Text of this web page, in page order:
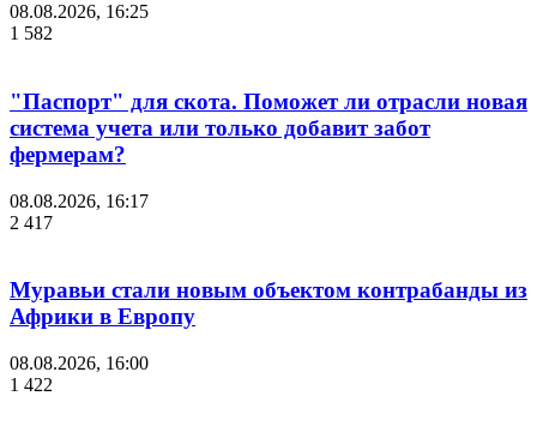
08.08.2026, 16:25
1 582
"Паспорт" для скота. Поможет ли отрасли новая
система учета или только добавит забот
фермерам?
08.08.2026, 16:17
2 417
Муравьи стали новым объектом контрабанды из
Африки в Европу
08.08.2026, 16:00
1 422